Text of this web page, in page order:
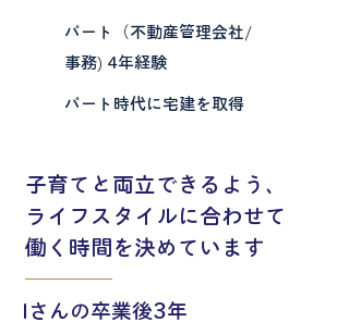
パート（不動産管理会社/
事務) 4年経験
パート時代に宅建を取得
子育てと両立できるよう、
ライフスタイルに合わせて
働く時間を決めています
Iさんの卒業後3年